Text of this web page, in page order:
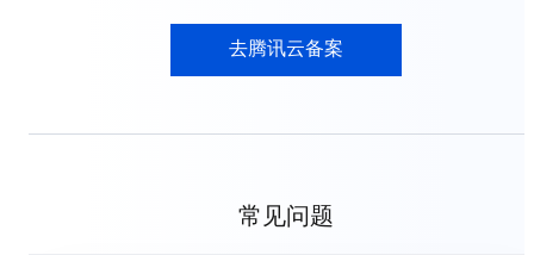
去腾讯云备案
常见问题